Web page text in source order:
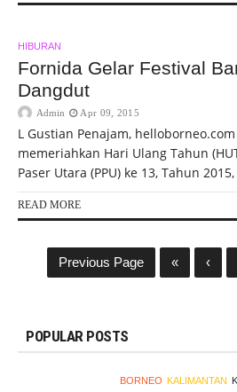
HIBURAN
Fornida Gelar Festival
Dangdut
Admin Apr 09, 2015
L Gustian Penajam,
memeriahkan Hari Ulang Tahun
Paser Utara (PPU) ke 13, Tahun
READ MORE
Previous Page « ‹
POPULAR POSTS
BORNEO KALIMANTAN